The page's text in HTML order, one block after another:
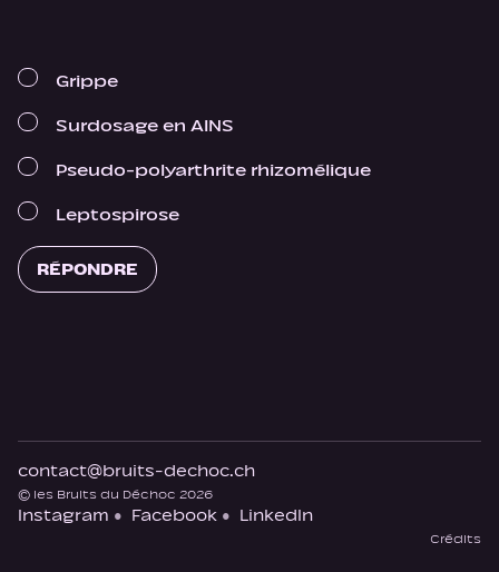
Grippe
Surdosage en AINS
Pseudo-polyarthrite rhizomélique
Leptospirose
RÉPONDRE
contact@bruits-dechoc.ch
© les Bruits du Déchoc 2026
Instagram Facebook LinkedIn
Crédits